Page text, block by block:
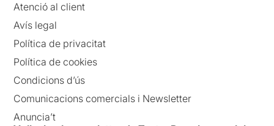
Atenció al client
Avís legal
Política de privacitat
Política de cookies
Condicions d’ús
Comunicacions comercials i Newsletter
Anuncia’t